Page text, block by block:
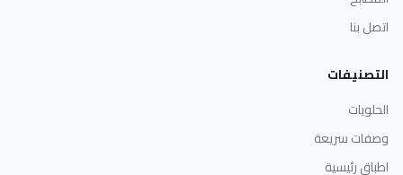
اتصل بنا
التصنيفات
الحلويات
وصفات سريعة
اطباق رئيسية